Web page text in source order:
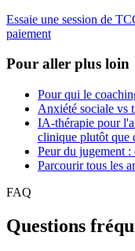
Essaie une session de
paiement
Pour aller plus loin
Pour qui le
Anxiété sociale
IA-thérapie pour
clinique plutôt que
Peur du jugement :
Parcourir tous les
FAQ
Questions